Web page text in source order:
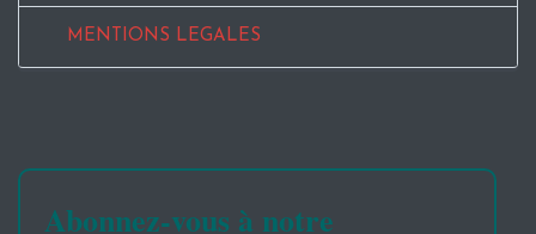
MENTIONS LEGALES
Abonnez-vous à notre